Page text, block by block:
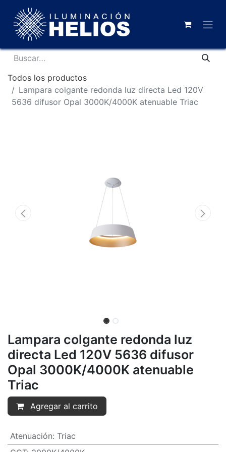
Todos los productos
Lampara colgante redonda luz directa Led 120V
5636 difusor Opal 3000K/4000K atenuable Triac
Lampara colgante redonda luz
directa Led 120V 5636 difusor
Opal 3000K/4000K atenuable
Triac
Agregar al carrito
Atenuación: Triac